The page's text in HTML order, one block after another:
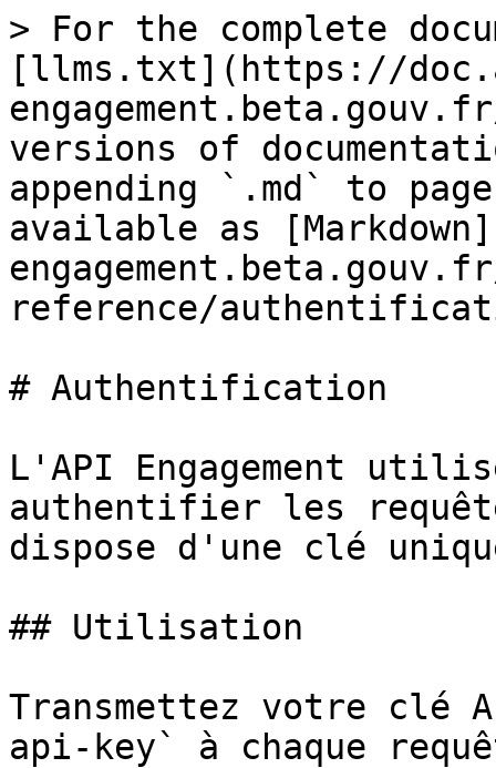
> For the complete
[llms.txt](https://
versions of
appending `.md` to
available as
reference/
# Authentification
L'API Engagement
authentifier les
dispose d'une clé
## Utilisation
Transmettez votre clé
api-key` à chaque